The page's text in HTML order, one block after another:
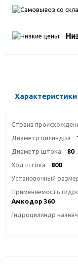
Характеристики
Страна
Диаметр цилиндра
Диаметр штока
80
Ход штока
800
Установочный
Применяемость
Амкодор 360
Гидроцилиндр